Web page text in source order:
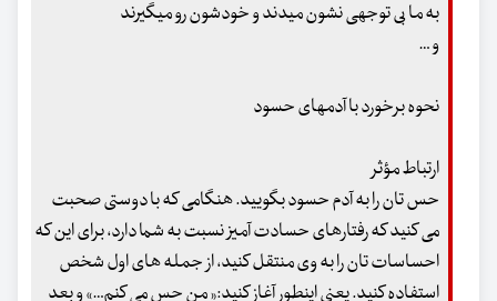
به ما بی توجهی نشون میدند و خودشون رو میگیرند
و …
نحوه برخورد با آدمهای حسود
ارتباط مؤثر
حس تان را به آدم حسود بگویید. هنگامی که با دوستی صحبت
می کنید که رفتارهای حسادت آمیز نسبت به شما دارد، برای این که
احساسات تان را به وی منتقل کنید، از جمله های اول شخص
استفاده کنید. یعنی اینطور آغاز کنید:« من حس می کنم…» و بعد